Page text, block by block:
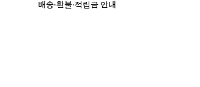
배송‧환불‧적립금 안내